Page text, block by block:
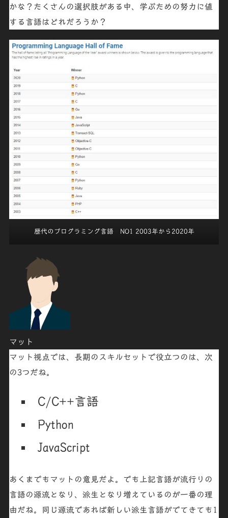
かな？たくさんの選択肢がある中、学ぶための努力に値
する 言語はどれだろうか ？
歴代のプログラミング言語 NO1 2003年から2020年
マット
マット視点では、 長期のスキルセット で役立つのは、次
の3つだね。
C/C++言語
Python
JavaScript
あくまでもマットの意見だよ。でも上記言語が流行りの
言語の源流となり、派生となり増えているのが一番の理
由だね。同じ源流であれば新しい派生言語がでてきても 1